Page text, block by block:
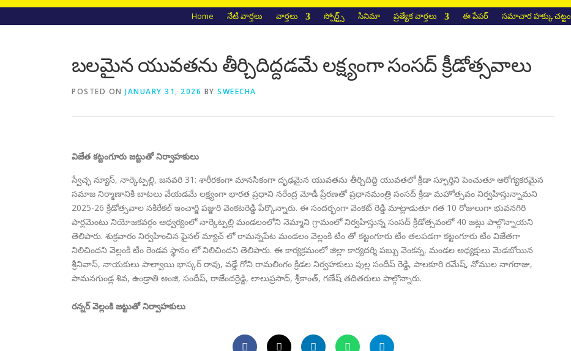
Home నేటి వార్తలు వార్తలు స్పోర్ట్స్ సినిమా ప్రత్యేక వార్తలు ఈ పేపర్ సమాచార హక్కు చట్టం
బలమైన యువతను తీర్చిదిద్దడమే లక్ష్యంగా సంసద్ క్రీడోత్సవాలు
POSTED ON JANUARY 31, 2026 BY SWEECHA
విజేత కట్టంగూరు జట్టుతో నిర్వాహకులు
స్వేచ్ఛ న్యూస్, నార్కెట్పల్లి, జనవరి 31: శారీరకంగా మానసికంగా దృఢమైన యువతను తీర్చిదిద్ది యువతలో క్రీడా స్ఫూర్తిని పెంచుతూ ఆరోగ్యకరమైన
సమాజ నిర్మాణానికి బాటలు వేయడమే లక్ష్యంగా భారత ప్రధాని నరేంద్ర మోడీ ప్రేరణతో ప్రధానమంత్రి సంసద్ క్రీడా మహోత్సవం నిర్వహిస్తున్నామని
2025-26 క్రీడోత్సవాల నకిరేకల్ ఇంచార్జి పజ్జురి వెంకటరెడ్డి పేర్కొన్నారు. ఈ సందర్భంగా వెంకట్ రెడ్డి మాట్లాడుతూ గత 10 రోజులుగా భువనగిరి
పార్లమెంటు నియోజకవర్గం ఆధ్వర్యంలో నార్కెట్పల్లి మండలంలోని నెమ్మాని గ్రామంలో నిర్వహిస్తున్న సంసద్ క్రీడోత్సవంలో 40 జట్లు పాల్గొన్నాయని
తెలిపారు. శుక్రవారం నిర్వహించిన ఫైనల్ మ్యాచ్ లో రామన్నపేట మండలం వెల్లంకి టీం తో కట్టంగూరు టీం తలపడగా కట్టంగూరు టీం విజేతగా
నిలిచిందని వెల్లంకి టీం రెండవ స్థానం లో నిలిచిందని తెలిపారు. ఈ కార్యక్రమంలో జిల్లా కార్యదర్శి పబ్బు వెంకన్న, మండల అధ్యక్షులు మెడబోయిన
శ్రీనివాస్, నాయకులు పాల్వాయి భాస్కర్ రావు, వడ్డే గోని రామలింగం క్రీడల నిర్వహకులు పుల్ల సందీప్ రెడ్డి, పాలకూరి రమేష్, నోముల నాగరాజు,
పామనగుండ్ల శివ, ఉండ్రాతి అంజి, సందీప్, రాజేందర్రెడ్డి, లాలుప్రసాద్, శ్రీకాంత్, గణేష్ తదితరులు పాల్గొన్నారు.
రన్నర్ వెల్లంకి జట్టుతో నిర్వాహకులు